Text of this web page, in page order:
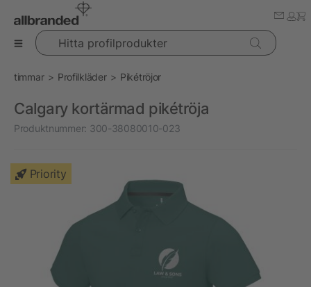
Hitta profilprodukter
timmar Profilkläder Pikétröjor
Calgary kortärmad pikétröja
Produktnummer: 300-38080010-023
Priority